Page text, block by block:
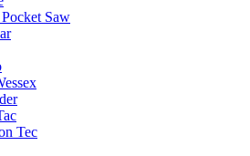
Saw
Tec